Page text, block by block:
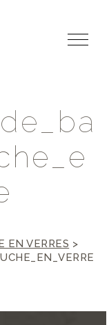
de ba
he
e
EN VERRES >